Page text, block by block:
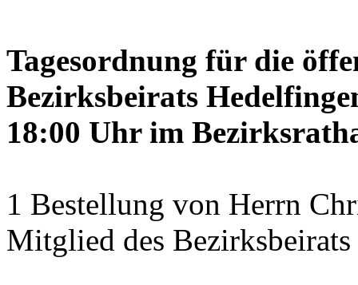
Tagesordnung für die
Bezirksbeirats
18:00 Uhr im
1 Bestellung von Herrn
Mitglied des Bezirksbeirats